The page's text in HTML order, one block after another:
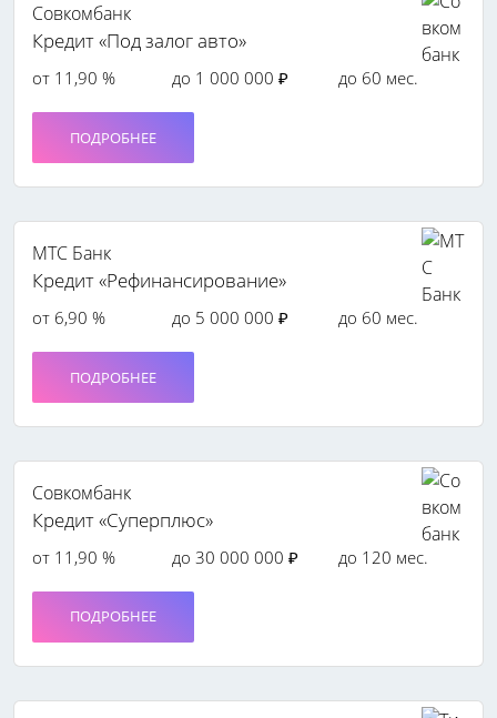
Совкомбанк
Кредит «Под залог авто»
от 11,90 % до 1 000 000 ₽ до 60 мес.
ПОДРОБНЕЕ
МТС Банк
Кредит «Рефинансирование»
от 6,90 % до 5 000 000 ₽ до 60 мес.
ПОДРОБНЕЕ
Совкомбанк
Кредит «Суперплюс»
от 11,90 % до 30 000 000 ₽ до 120 мес.
ПОДРОБНЕЕ